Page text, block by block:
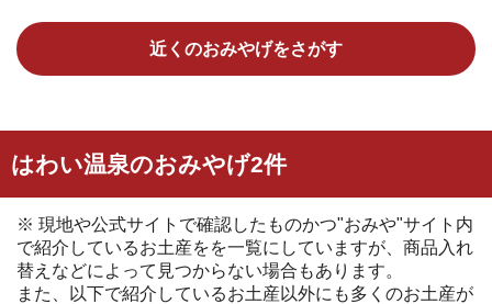
近くのおみやげをさがす
はわい温泉のおみやげ2件
※ 現地や公式サイトで確認したものかつ"おみや"サイト内
で紹介しているお土産をを一覧にしていますが、商品入れ
替えなどによって見つからない場合もあります。
また、以下で紹介しているお土産以外にも多くのお土産が